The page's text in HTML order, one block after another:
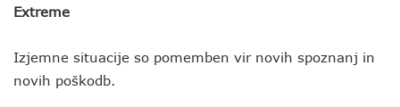
Extreme
Izjemne situacije so pomemben vir novih spoznanj in
novih poškodb.